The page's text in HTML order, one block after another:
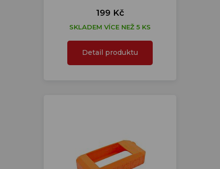
199 Kč
SKLADEM VÍCE NEŽ 5 KS
Detail produktu